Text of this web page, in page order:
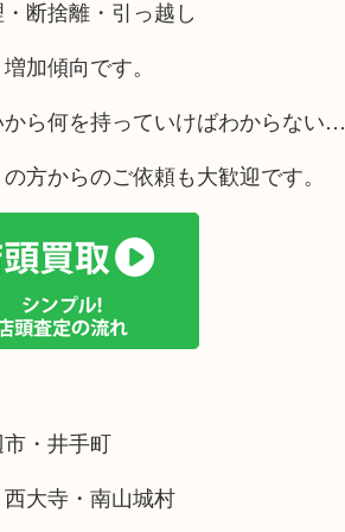
断捨離・引っ越し
加傾向です。
ら何を持っていけばわからない…
方からのご依頼も大歓迎です。
・井手町
大寺・南山城村